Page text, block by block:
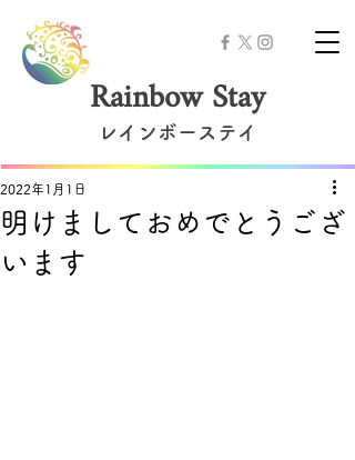
Rainbow Stay
レインボーステイ
明けましておめでとうござ
います
2022年1月1日